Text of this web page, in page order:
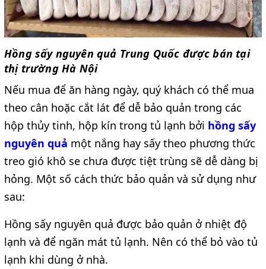
Hồng sấy nguyên quả Trung Quốc được bán tại
thị trường Hà Nội
Nếu mua để ăn hàng ngày, quý khách có thể mua
theo cân hoặc cắt lát để dễ bảo quản trong các
hộp thủy tinh, hộp kín trong tủ lạnh bởi hồng sấy
nguyên quả một nắng hay sấy theo phương thức
treo gió khô se chưa được tiệt trùng sẽ dễ dàng bị
hỏng. Một số cách thức bảo quản và sử dụng như
sau:
Hồng sấy nguyên quả được bảo quản ở nhiệt độ
lạnh và để ngăn mát tủ lạnh. Nên có thể bỏ vào tủ
lạnh khi dùng ở nhà.